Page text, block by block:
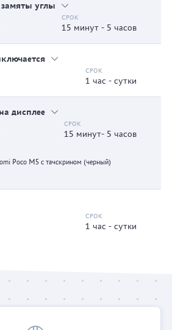
углы
15 минут - 5 часов
1 час - сутки
дисплее
15 минут- 5 часов
Poco M5 с тачскрином (черный)
1 час - сутки